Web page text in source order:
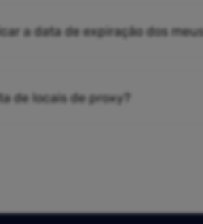
a data de expiração dos meus
de locais de proxy?